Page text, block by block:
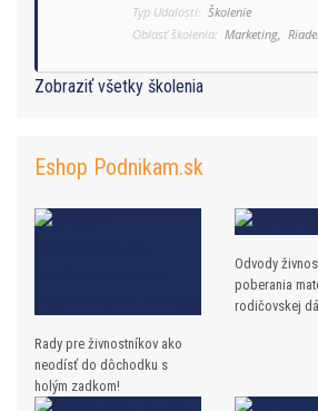
Typ Udalosti: Školenie
Oblasť školenia: Marketing,
Zobraziť všetky školenia
Eshop Podnikam.sk
Rady pre živnostníkov ako
neodísť do dôchodku s
holým zadkom!
Odvody
poberania
rodičovskej